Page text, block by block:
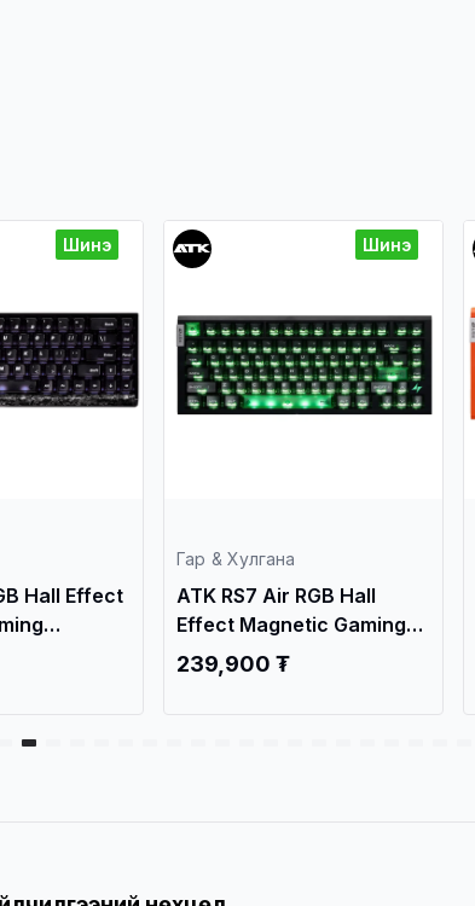
Шинэ
Hall
Gaming
Green
Шинэ
Гар & Хулгана
ATK RS7 Air RGB Hall
Effect Magnetic Gaming
Keyboard Orange
239,900 ₮